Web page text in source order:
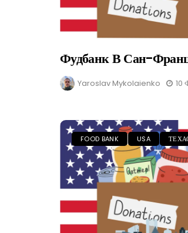
Фудбанк В Сан-
Yaroslav Mykolaienko 10
FOOD BANK USA